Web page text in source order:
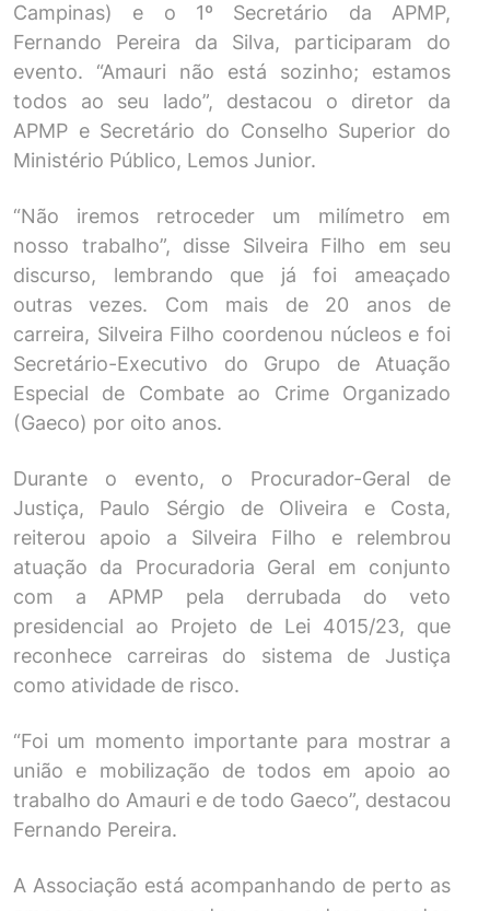
Campinas) e o 1º Secretário da APMP,
Fernando Pereira da Silva, participaram do
evento. “Amauri não está sozinho; estamos
todos ao seu lado”, destacou o diretor da
APMP e Secretário do Conselho Superior do
Ministério Público, Lemos Junior.
“Não iremos retroceder um milímetro em
nosso trabalho”, disse Silveira Filho em seu
discurso, lembrando que já foi ameaçado
outras vezes. Com mais de 20 anos de
carreira, Silveira Filho coordenou núcleos e foi
Secretário-Executivo do Grupo de Atuação
Especial de Combate ao Crime Organizado
(Gaeco) por oito anos.
Durante o evento, o Procurador-Geral de
Justiça, Paulo Sérgio de Oliveira e Costa,
reiterou apoio a Silveira Filho e relembrou
atuação da Procuradoria Geral em conjunto
com a APMP pela derrubada do veto
presidencial ao Projeto de Lei 4015/23, que
reconhece carreiras do sistema de Justiça
como atividade de risco.
“Foi um momento importante para mostrar a
união e mobilização de todos em apoio ao
trabalho do Amauri e de todo Gaeco”, destacou
Fernando Pereira.
A Associação está acompanhando de perto as